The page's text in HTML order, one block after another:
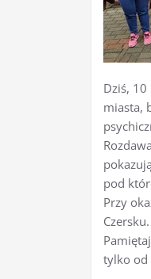
Dziś,
miasta,
pod
Przy
Czersku.
tylko od